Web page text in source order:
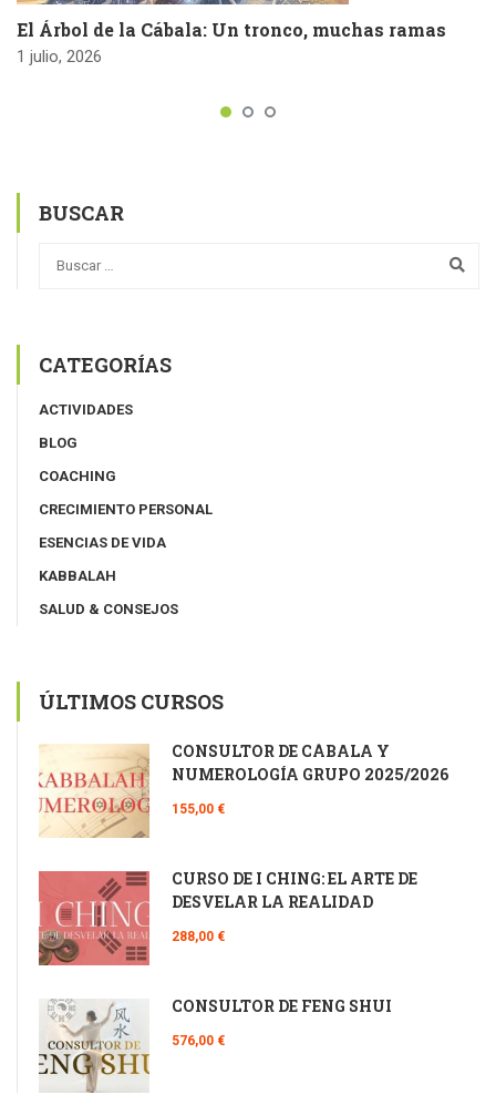
El Árbol de la Cábala: Un tronco, muchas ramas
1 julio, 2026
BUSCAR
CATEGORÍAS
ACTIVIDADES
BLOG
COACHING
CRECIMIENTO PERSONAL
ESENCIAS DE VIDA
KABBALAH
SALUD & CONSEJOS
ÚLTIMOS CURSOS
CONSULTOR DE CÁBALA Y
NUMEROLOGÍA GRUPO 2025/2026
155,00 €
CURSO DE I CHING: EL ARTE DE
DESVELAR LA REALIDAD
288,00 €
CONSULTOR DE FENG SHUI
576,00 €